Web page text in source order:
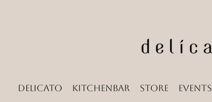
Delicato Kitchenbar Store Events